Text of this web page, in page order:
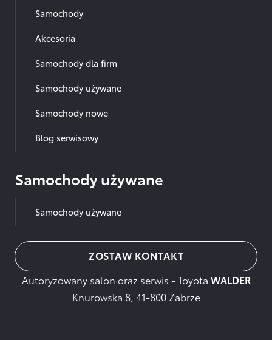
Samochody
Akcesoria
Samochody dla firm
Samochody używane
Samochody nowe
Blog serwisowy
Samochody używane
Samochody używane
ZOSTAW KONTAKT
Autoryzowany salon oraz serwis - Toyota WALDER
Knurowska 8, 41-800 Zabrze